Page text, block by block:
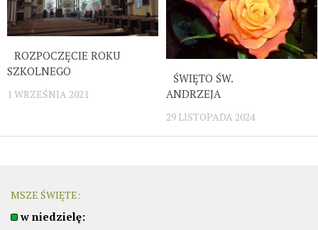
ROZPOCZĘCIE ROKU
SZKOLNEGO
1 WRZEŚNIA 2021
ŚWIĘTO ŚW.
ANDRZEJA
29 LISTOPADA 2024
MSZE ŚWIĘTE:
w niedzielę: